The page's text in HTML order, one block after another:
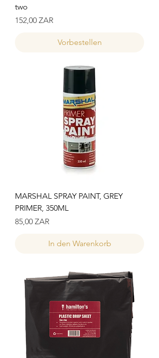
two
Preis
152,00 ZAR
Vorbestellen
MARSHAL SPRAY PAINT, GREY
PRIMER, 350ML
Preis
85,00 ZAR
In den Warenkorb